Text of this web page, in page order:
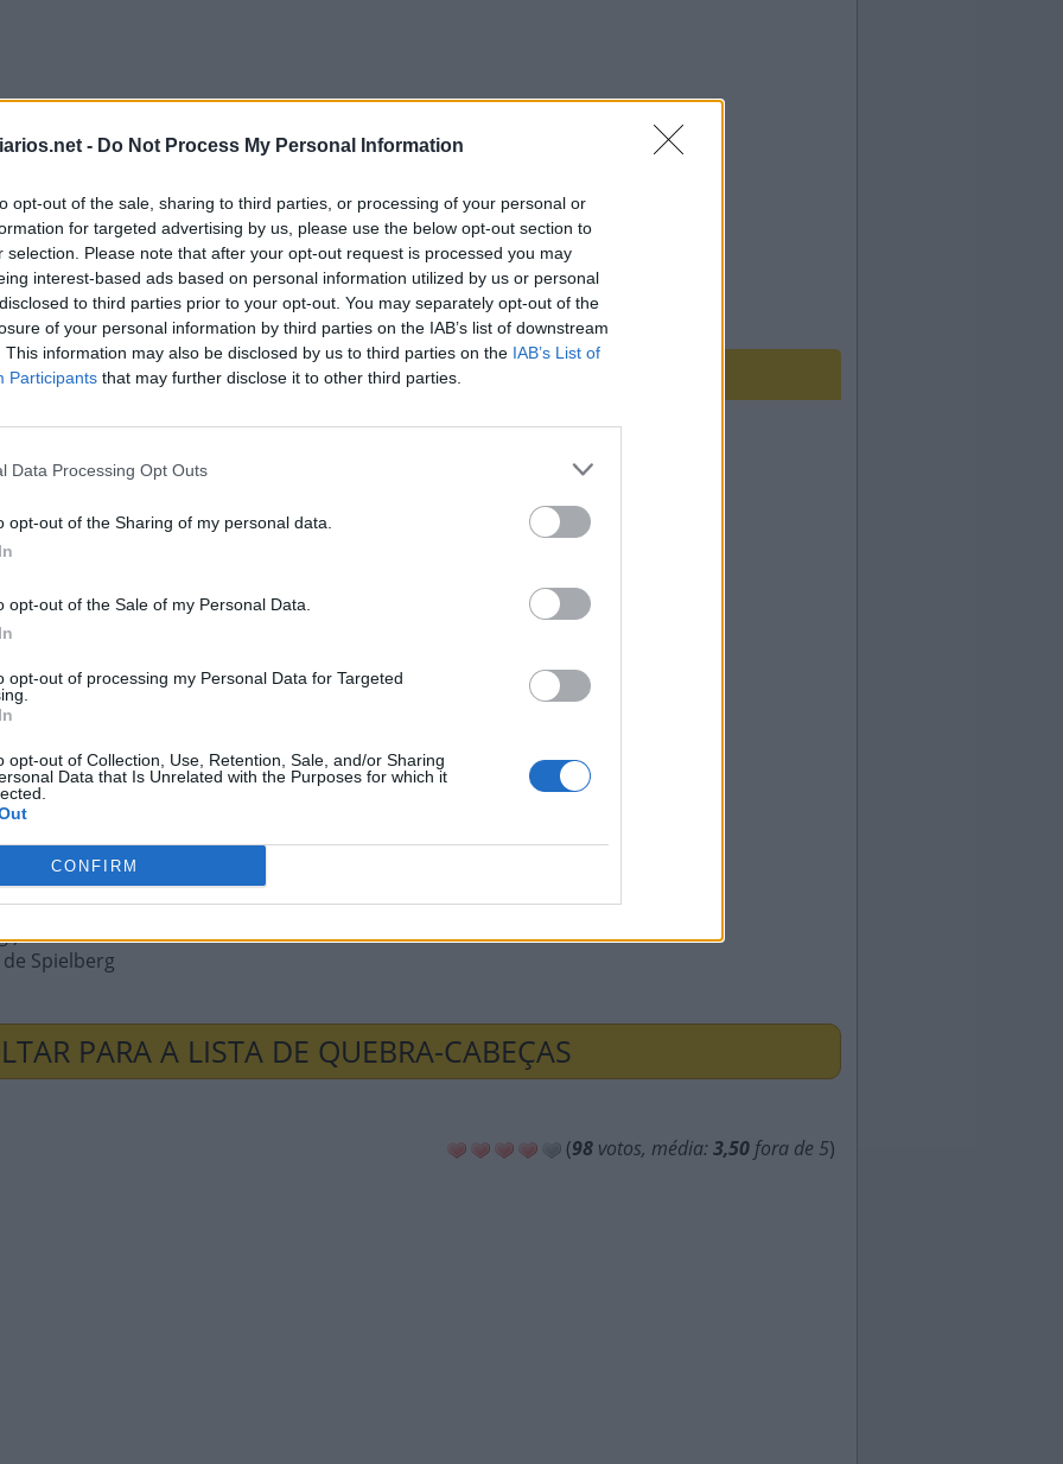
- Do Not Process My Personal Information
opt-out of the sale, sharing to third parties, or processing of your personal or
for targeted advertising by us, please use the below opt-out section to
selection. Please note that after your opt-out request is processed you may
interest-based ads based on personal information utilized by us or personal
to third parties prior to your opt-out. You may separately opt-out of the
of your personal information by third parties on the IAB’s list of downstream
This information may also be disclosed by us to third parties on the IAB’s List of
Participants that may further disclose it to other third parties.
Data Processing Opt Outs
opt-out of the Sharing of my personal data.
opt-out of the Sale of my Personal Data.
opt-out of processing my Personal Data for Targeted
opt-out of Collection, Use, Retention, Sale, and/or Sharing
Data that Is Unrelated with the Purposes for which it
CONFIRM
exata de um texto, __-símile
cabeça:
Invisível
Ching
brasileiro
Bíblia
Spielberg
PARA A LISTA DE QUEBRA-CABEÇAS
(98 votos, média: 3,50 fora de 5)